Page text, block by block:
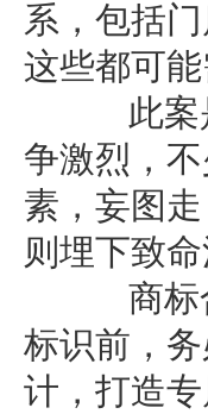
系，包括
这些都可能
此案是
争激烈，
素，妄图
则埋下致命
商标合
标识前，
计，打造